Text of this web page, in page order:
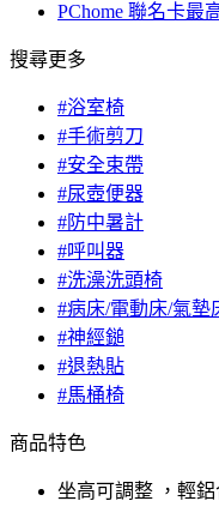
PChome 聯名卡最
搜尋更多
#浴室椅
#手術剪刀
#安全束帶
#尿壺便器
#防中暑計
#呼叫器
#洗澡洗頭椅
#病床/電動床/氣墊
#神經鎚
#退熱貼
#馬桶椅
商品特色
坐高可調整 ，輕